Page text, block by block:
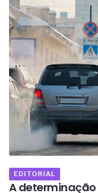
EDITORIAL
A